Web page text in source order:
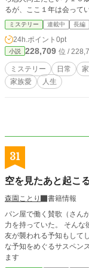
るが、ここ１年は会って
ていたという、会社経営者。 姉と人生の時間を共有していた男たち。
に共通しているのは、姉を深く愛し
在は知らなかったが、姉に騙
の恋人と名乗る男たちを
お、彼らの中で鮮やかに
る姉は、「本当の姉」だ
ミステリー 連載中 長編
24h.ポイント 0pt
小説 228,709 位 /
ミステリー 日常
家族愛
人生
31
空を見たあと起こ
森園ことり
書籍情報
パン屋で働く賛歌（さん
力を持っていた。 そんな
友が襲われる予知もして
な予知をめぐるサスペンスミステリー ※この作品は
ます